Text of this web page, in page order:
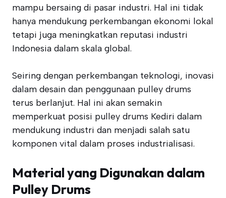
mampu bersaing di pasar industri. Hal ini tidak
hanya mendukung perkembangan ekonomi lokal
tetapi juga meningkatkan reputasi industri
Indonesia dalam skala global.
Seiring dengan perkembangan teknologi, inovasi
dalam desain dan penggunaan pulley drums
terus berlanjut. Hal ini akan semakin
memperkuat posisi pulley drums Kediri dalam
mendukung industri dan menjadi salah satu
komponen vital dalam proses industrialisasi.
Material yang Digunakan dalam
Pulley Drums